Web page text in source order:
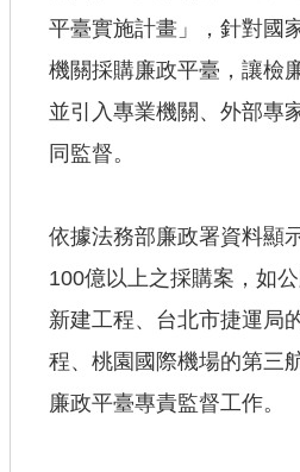
【政府網站資料開放宣告】
平臺實施計畫」，針對國
機關採購廉政平臺，讓檢
並引入專業機關、外部專
同監督。
依據法務部廉政署資料顯
100億以上之採購案，如
新建工程、台北市捷運局
程、桃園國際機場的第三
廉政平臺專責監督工作。